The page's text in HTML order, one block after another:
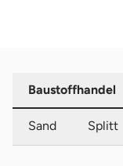
Baustoffhandel
Sand Splitt